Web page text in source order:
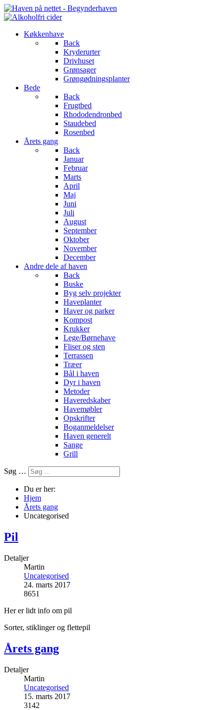
Køkkenhave
Back
Kryderurter
Drivhuset
Grønsager
Grøngødningsplanter
Bede
Back
Frugtbed
Rhododendronbed
Staudebed
Rosenbed
Årets gang
Back
Januar
Februar
Marts
April
Maj
Juni
Juli
August
September
Oktober
November
December
Andre dele af haven
Back
Buske
Byg selv projekter
Haveplanter
Haver og parker
Kompost
Krukker
Lege/Børnehave
Fliser og sten
Terrassen
Træer
Bål i haven
Dyr i haven
Metoder
Haveredskaber
Havemøbler
Opskrifter
Boganmeldelser
Haven generelt
Sange
Grill
Søg …
Du er her:
Hjem
Årets gang
Uncategorised
Pil
Detaljer
Martin
Uncategorised
24. marts 2017
8651
Her er lidt info om pil
Sorter, stiklinger og flettepil
Årets gang
Detaljer
Martin
Uncategorised
15. marts 2017
3142